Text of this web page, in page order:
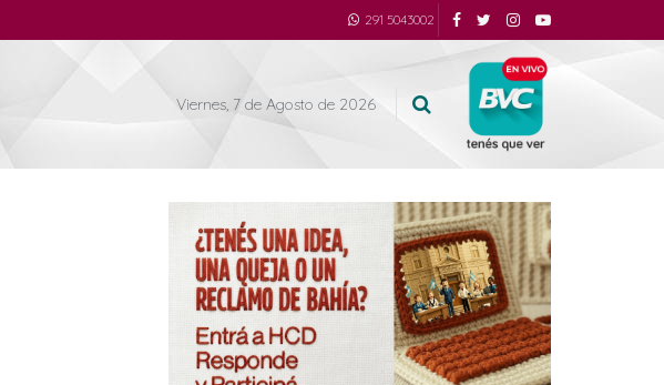
291 5043002
Viernes, 7 de Agosto de 2026